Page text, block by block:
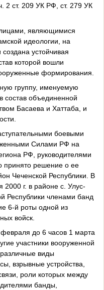
2 ст. 209 УК РФ, ст. 279 УК
являющимися
идеологии, на
устойчивая
которой вошли
формирования.
группу, именуемую
состав объединенной
Басаева и Хаттаба, и
боевыми
Силами РФ на
РФ, руководителями
принято решение о ее
Чеченской Республики. В
г. в районе с. Улус-
Республики членами банд
6-й роты одной из
войск.
до 6 часов 1 марта
участники вооруженной
виды
взрывные устройства,
роли которых между
банды,